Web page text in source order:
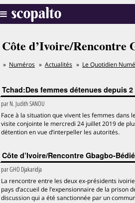
Côte d’Ivoire/Rencontre
Numéros Actualités Le Quotidien
Tchad:Des femmes détenues depuis
parN. Judith SANOU
Face à la situation que vivent les femmes dans
visite conjointe le mercredi 24 juillet 2019 de
détention en vue d’interpeller les autorités.
Côte d’Ivoire/Rencontre Gbagbo-
parGHO Djakaridja
La rencontre entre les deux ex-présidents
pays d’accueil de l’expensionnaire de la
discussion qui a été sanctionnée par un